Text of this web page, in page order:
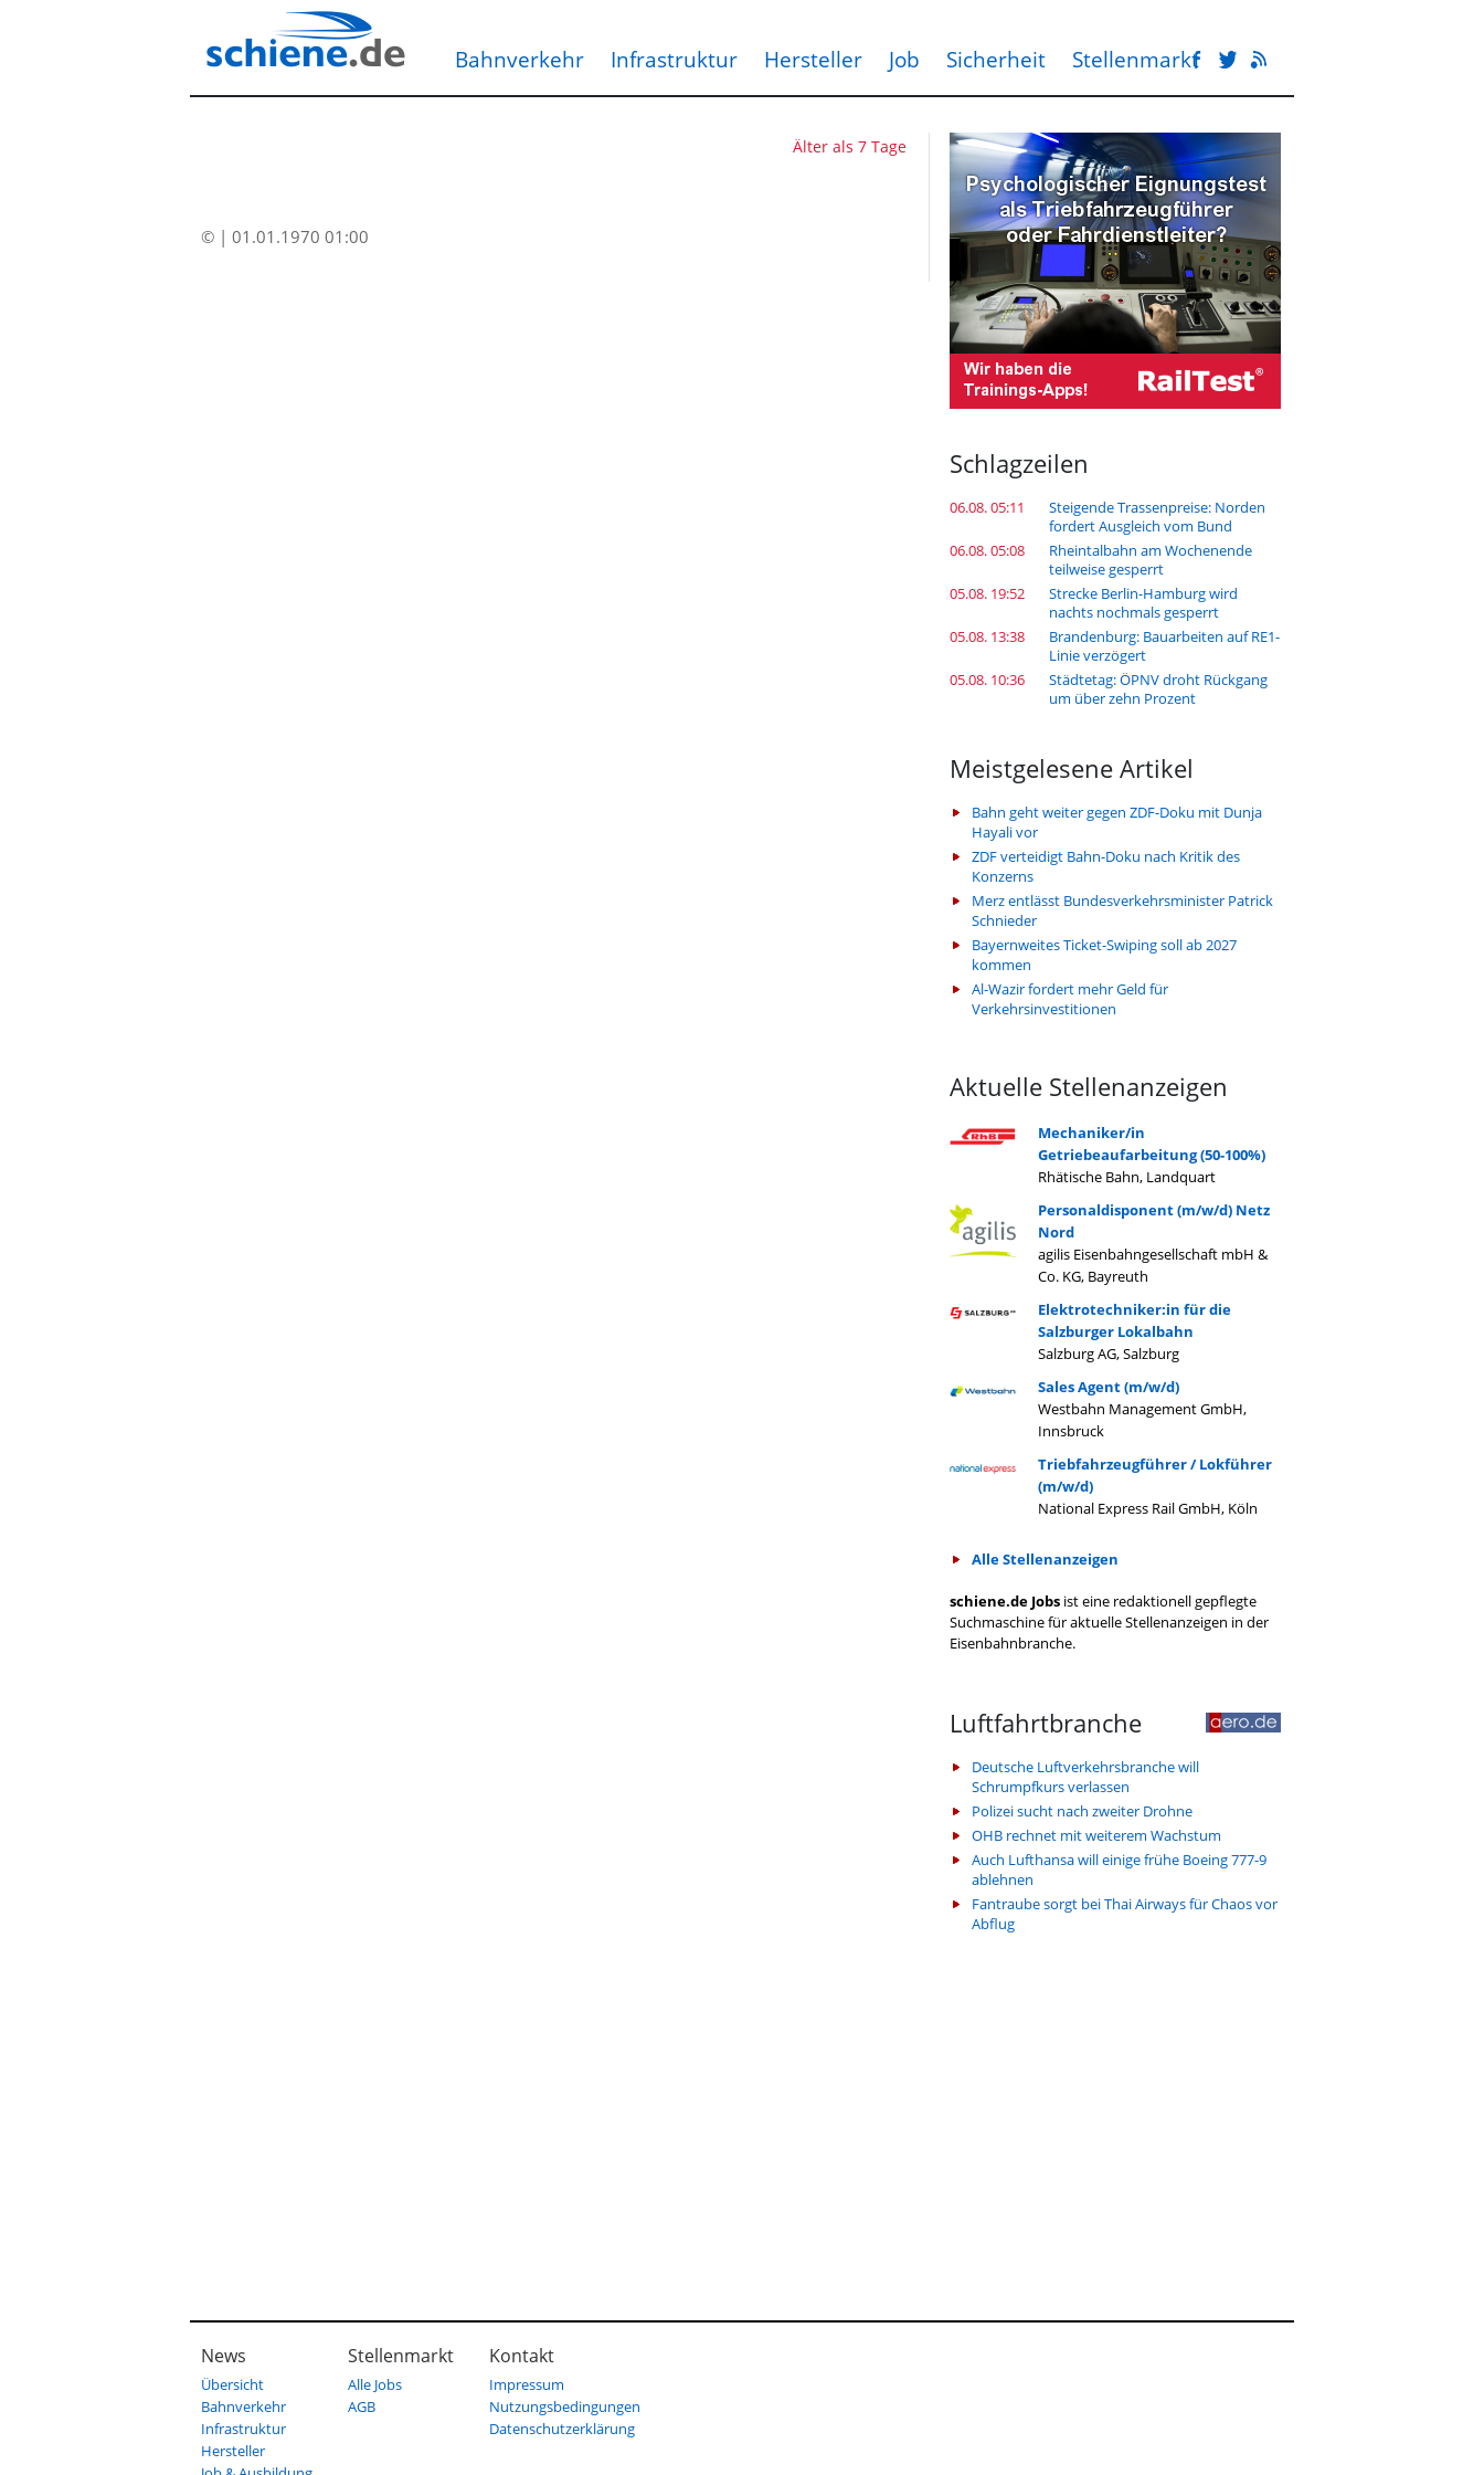
Bahnverkehr Infrastruktur Hersteller Job Sicherheit Stellenmarkt
Älter als 7 Tage
© | 01.01.1970 01:00
Schlagzeilen
06.08. 05:11
Steigende Trassenpreise: Norden
fordert Ausgleich vom Bund
06.08. 05:08
Rheintalbahn am Wochenende
teilweise gesperrt
05.08. 19:52
Strecke Berlin-Hamburg wird
nachts nochmals gesperrt
05.08. 13:38
Brandenburg: Bauarbeiten auf RE1-
Linie verzögert
05.08. 10:36
Städtetag: ÖPNV droht Rückgang
um über zehn Prozent
Meistgelesene Artikel
Bahn geht weiter gegen ZDF-Doku mit Dunja
Hayali vor
ZDF verteidigt Bahn-Doku nach Kritik des
Konzerns
Merz entlässt Bundesverkehrsminister Patrick
Schnieder
Bayernweites Ticket-Swiping soll ab 2027
kommen
Al-Wazir fordert mehr Geld für
Verkehrsinvestitionen
Aktuelle Stellenanzeigen
Mechaniker/in
Getriebeaufarbeitung (50-100%)
Rhätische Bahn, Landquart
Personaldisponent (m/w/d) Netz
Nord
agilis Eisenbahngesellschaft mbH &
Co. KG, Bayreuth
Elektrotechniker:in für die
Salzburger Lokalbahn
Salzburg AG, Salzburg
Sales Agent (m/w/d)
Westbahn Management GmbH,
Innsbruck
Triebfahrzeugführer / Lokführer
(m/w/d)
National Express Rail GmbH, Köln
Alle Stellenanzeigen
schiene.de Jobs ist eine redaktionell gepflegte
Suchmaschine für aktuelle Stellenanzeigen in der
Eisenbahnbranche.
Luftfahrtbranche
Deutsche Luftverkehrsbranche will
Schrumpfkurs verlassen
Polizei sucht nach zweiter Drohne
OHB rechnet mit weiterem Wachstum
Auch Lufthansa will einige frühe Boeing 777-9
ablehnen
Fantraube sorgt bei Thai Airways für Chaos vor
Abflug
News
Übersicht
Bahnverkehr
Infrastruktur
Hersteller
Stellenmarkt
Alle Jobs
AGB
Kontakt
Impressum
Nutzungsbedingungen
Datenschutzerklärung